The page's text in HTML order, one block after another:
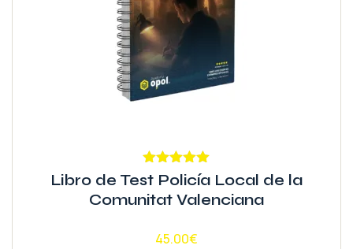
Valorado
con
5.00de
5
Libro de Test Policía Local de la
Comunitat Valenciana
45.00€